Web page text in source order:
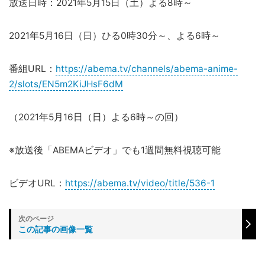
放送日時：2021年5月15日（土）よる8時～
2021年5月16日（日）ひる0時30分～、よる6時～
番組URL： https://abema.tv/channels/abema-anime-
2/slots/EN5m2KiJHsF6dM
（2021年5月16日（日）よる6時～の回）
※放送後「ABEMAビデオ」でも1週間無料視聴可能
ビデオURL： https://abema.tv/video/title/536-1
この記事の画像一覧